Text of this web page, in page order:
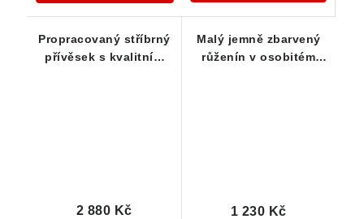
Propracovaný stříbrný
přívěsek s kvalitním
2 880 Kč
Malý jemně zbarvený
růženín v osobitém
1 230 Kč